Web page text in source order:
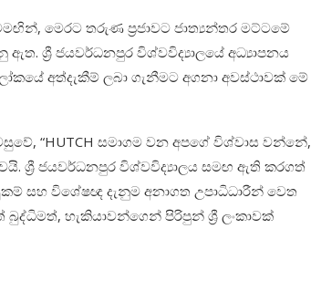
මෙරට තරුණ ප්‍රජාවට ජාත්‍යන්තර මට්ටමේ
ශ්‍රී ජයවර්ධනපුර විශ්වවිද්‍යාලයේ අධ්‍යාපනය
අත්දැකීම් ලබා ගැනීමට අගනා අවස්ථාවක් මේ
“HUTCH සමාගම වන අපගේ විශ්වාස වන්නේ,
ශ්‍රී ජයවර්ධනපුර විශ්වවිද්‍යාලය සමඟ ඇති කරගත්
සහ විශේෂඥ දැනුම අනාගත උපාධිධාරීන් වෙත
හැකියාවන්ගෙන් පිරිපුන් ශ්‍රී ලංකාවක්